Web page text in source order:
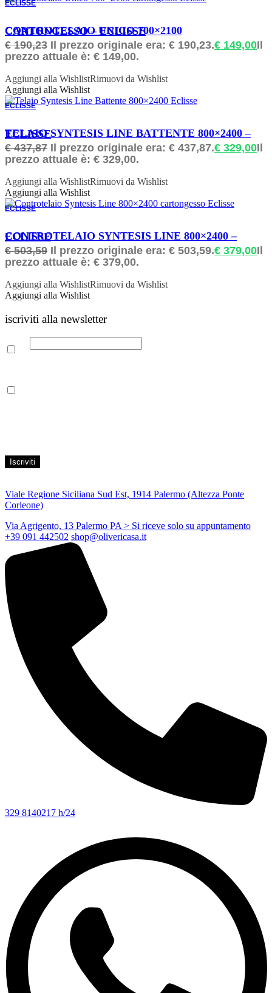
ECLISSE
ORDINABILE
CONTROTELAIO UNICO 700×2100 CARTONGESSO – ECLISSE
€190,23 Il prezzo originale era: € 190,23.€ 149,00Il
prezzo attuale è: € 149,00.
Aggiungi alla WishlistRimuovi da Wishlist
Aggiungi alla Wishlist
ECLISSE
ORDINABILE
TELAIO SYNTESIS LINE BATTENTE 800×2400 – ECLISSE
€437,87 Il prezzo originale era: € 437,87.€ 329,00Il
prezzo attuale è: € 329,00.
Aggiungi alla WishlistRimuovi da Wishlist
Aggiungi alla Wishlist
ECLISSE
ORDINABILE
CONTROTELAIO SYNTESIS LINE 800×2400 – ECLISSE
€503,59 Il prezzo originale era: € 503,59.€ 379,00Il
prezzo attuale è: € 379,00.
Aggiungi alla WishlistRimuovi da Wishlist
Aggiungi alla Wishlist
iscriviti alla newsletter
Email
Viale Regione Siciliana Sud Est, 1914 Palermo (Altezza Ponte
Corleone)
Via Agrigento, 13 Palermo PA> Si riceve solo su appuntamento
+39 091 442502 shop@olivericasa.it
329 8140217 h/24